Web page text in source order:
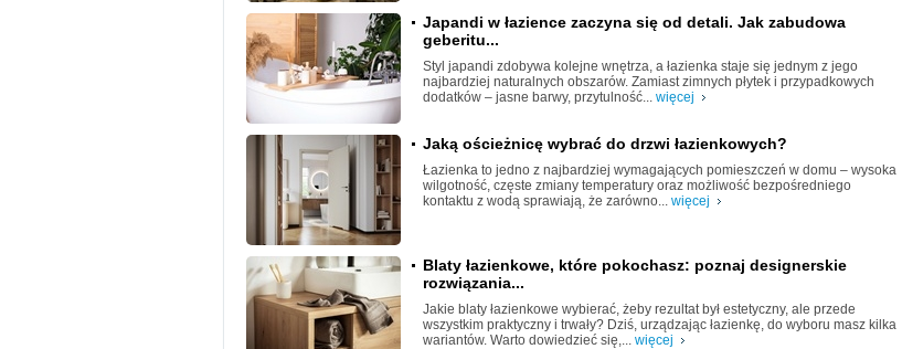
Japandi w łazience zaczyna się od detali. Jak zabudowa
geberitu...
Styl japandi zdobywa kolejne wnętrza, a łazienka staje się jednym z jego
najbardziej naturalnych obszarów. Zamiast zimnych płytek i przypadkowych
dodatków – jasne barwy, przytulność... więcej
Jaką ościeżnicę wybrać do drzwi łazienkowych?
Łazienka to jedno z najbardziej wymagających pomieszczeń w domu – wysoka
wilgotność, częste zmiany temperatury oraz możliwość bezpośredniego
kontaktu z wodą sprawiają, że zarówno... więcej
Blaty łazienkowe, które pokochasz: poznaj designerskie
rozwiązania...
Jakie blaty łazienkowe wybierać, żeby rezultat był estetyczny, ale przede
wszystkim praktyczny i trwały? Dziś, urządzając łazienkę, do wyboru masz kilka
wariantów. Warto dowiedzieć się,... więcej